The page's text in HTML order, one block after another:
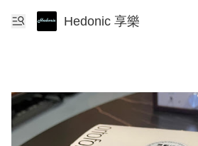
Hedonic 享樂